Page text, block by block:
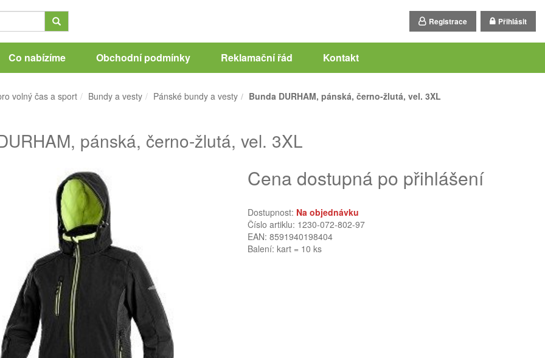
Registrace Přihlásit
Co nabízíme Obchodní podmínky Reklamační řád Kontakt
volný čas a sport Bundy a vesty Pánské bundy a vesty Bunda DURHAM, pánská, černo-žlutá, vel. 3XL
pánská, černo-žlutá, vel. 3XL
Cena dostupná po přihlášení
Dostupnost: Na objednávku
Číslo artiklu: 1230-072-802-97
EAN: 8591940198404
Balení: kart = 10 ks